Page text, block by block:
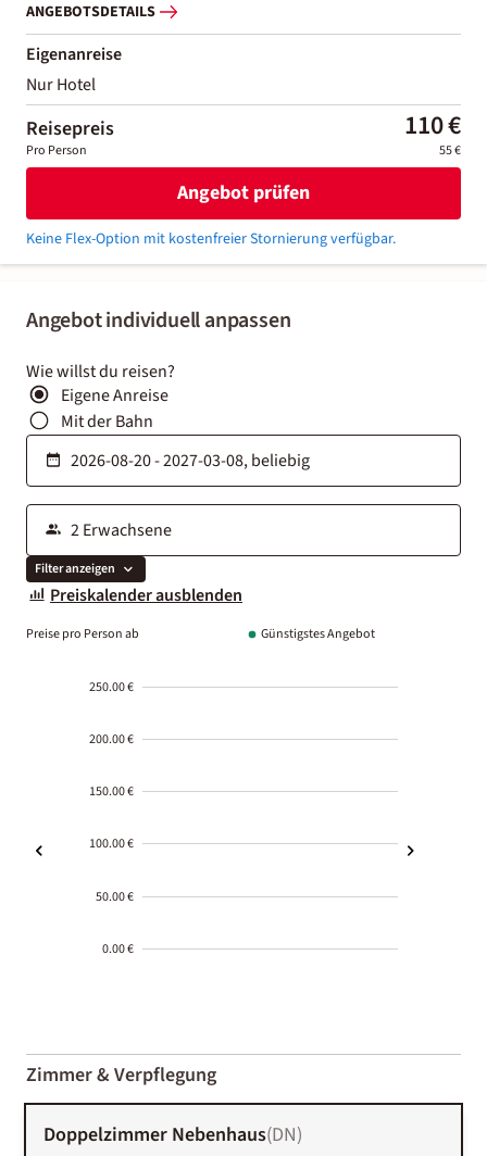
Angebot individuell anpassen
Wie willst du reisen?
Eigene Anreise
Mit der Bahn
Filter anzeigen
Preiskalender ausblenden
Preise pro Person ab Günstigstes Angebot
250.00 €
200.00 €
150.00 €
100.00 €
50.00 €
0.00 €
01-02
Zimmer & Verpflegung
Doppelzimmer Nebenhaus(DN)
ANGEBOTSDETAILS
Eigenanreise
Nur Hotel
Reisepreis 110 €
Pro Person 55 €
Angebot prüfen
Keine Flex-Option mit kostenfreier Stornierung verfügbar.